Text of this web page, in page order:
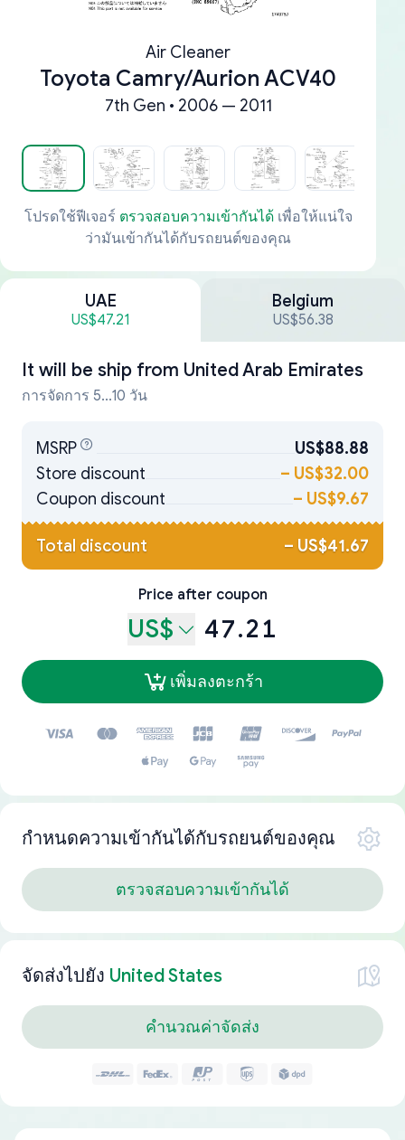
Air Cleaner
Toyota Camry/Aurion ACV40
7th Gen • 2006 — 2011
โปรดใช้ฟีเจอร์ ตรวจสอบความเข้ากันได้เพื่อให้แน่ใจ
ว่ามันเข้ากันได้กับรถยนต์ของคุณ
UAE
US$47.21
Belgium
US$56.38
It will be ship from United Arab Emirates
การจัดการ 5...10 วัน
MSRP
US$88.88
Store discount
– US$32.00
Coupon discount
– US$9.67
Total discount – US$41.67
Price after coupon
US$ 47.21
เพิ่มลงตะกร้า
กำหนดความเข้ากันได้กับรถยนต์ของคุณ
ตรวจสอบความเข้ากันได้
จัดส่งไปยัง United States
คำนวณค่าจัดส่ง